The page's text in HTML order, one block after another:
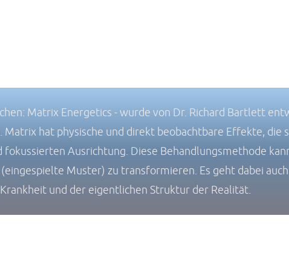
Matrix Energetics - wurde von Dr. Richard Bartlett
hat physische und direkt beobachtbare Effekte, die
Ausrichtung. Diese Behandlungsmethode
Muster) zu transformieren. Es geht dabei
und der eigentlichen Struktur der Realität.